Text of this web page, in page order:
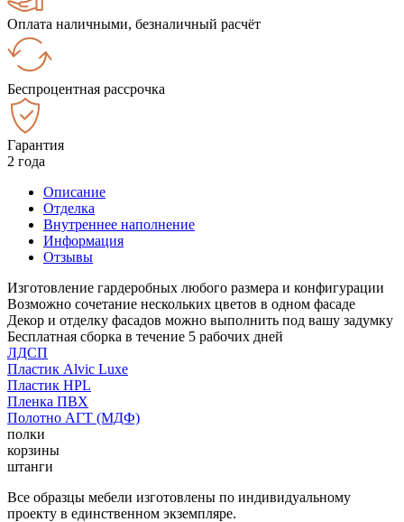
Оплата наличными, безналичный расчёт
Беспроцентная рассрочка
Гарантия
2 года
Описание
Отделка
Внутреннее наполнение
Информация
Отзывы
Изготовление гардеробных любого размера и конфигурации
Возможно сочетание нескольких цветов в одном фасаде
Декор и отделку фасадов можно выполнить под вашу задумку
Бесплатная сборка в течение 5 рабочих дней
ЛДСП
Пластик Alvic Luxe
Пластик HPL
Пленка ПВХ
Полотно АГТ (МДФ)
полки
корзины
штанги
Все образцы мебели изготовлены по индивидуальному
проекту в единственном экземпляре.